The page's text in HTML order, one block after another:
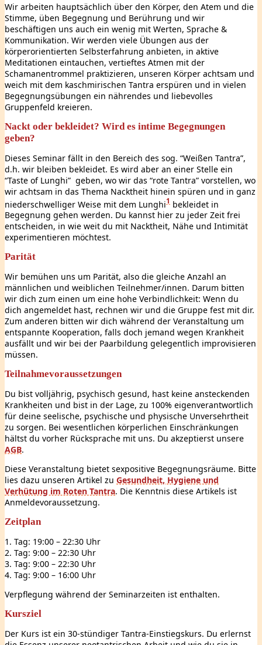
Wir arbeiten hauptsächlich über den Körper, den Atem und die
Stimme, üben Begegnung und Berührung und wir
beschäftigen uns auch ein wenig mit Werten, Sprache &
Kommunikation. Wir werden viele Übungen aus der
körperorientierten Selbsterfahrung anbieten, in aktive
Meditationen eintauchen, vertieftes Atmen mit der
Schamanentrommel praktizieren, unseren Körper achtsam und
weich mit dem kaschmirischen Tantra erspüren und in vielen
Begegnungsübungen ein nährendes und liebevolles
Gruppenfeld kreieren.
Nackt oder bekleidet? Wird es intime Begegnungen
geben?
Dieses Seminar fällt in den Bereich des sog. “Weißen Tantra”,
d.h. wir bleiben bekleidet. Es wird aber an einer Stelle ein
“Taste of Lunghi” geben, wo wir das “rote Tantra” vorstellen, wo
wir achtsam in das Thema Nacktheit hinein spüren und in ganz
niederschwelliger Weise mit dem Lunghi1 bekleidet in
Begegnung gehen werden. Du kannst hier zu jeder Zeit frei
entscheiden, in wie weit du mit Nacktheit, Nähe und Intimität
experimentieren möchtest.
Parität
Wir bemühen uns um Parität, also die gleiche Anzahl an
männlichen und weiblichen Teilnehmer/innen. Darum bitten
wir dich zum einen um eine hohe Verbindlichkeit: Wenn du
dich angemeldet hast, rechnen wir und die Gruppe fest mit dir.
Zum anderen bitten wir dich während der Veranstaltung um
entspannte Kooperation, falls doch jemand wegen Krankheit
ausfällt und wir bei der Paarbildung gelegentlich improvisieren
müssen.
Teilnahmevoraussetzungen
Du bist volljährig, psychisch gesund, hast keine ansteckenden
Krankheiten und bist in der Lage, zu 100% eigenverantwortlich
für deine seelische, psychische und physische Unversehrtheit
zu sorgen. Bei wesentlichen körperlichen Einschränkungen
hältst du vorher Rücksprache mit uns. Du akzeptierst unsere
AGB.
Diese Veranstaltung bietet sexpositive Begegnungsräume. Bitte
lies dazu unseren Artikel zu Gesundheit, Hygiene und
Verhütung im Roten Tantra. Die Kenntnis diese Artikels ist
Anmeldevoraussetzung.
Zeitplan
1. Tag: 19:00 – 22:30 Uhr
2. Tag: 9:00 – 22:30 Uhr
3. Tag: 9:00 – 22:30 Uhr
4. Tag: 9:00 – 16:00 Uhr
Verpflegung während der Seminarzeiten ist enthalten.
Kursziel
Der Kurs ist ein 30-stündiger Tantra-Einstiegskurs. Du erlernst